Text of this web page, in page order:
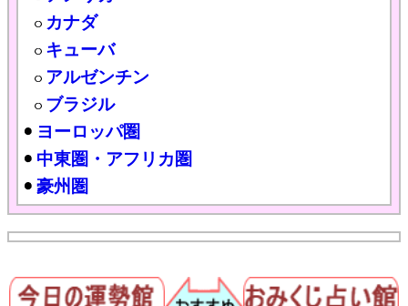
カナダ
キューバ
アルゼンチン
ブラジル
ヨーロッパ圏
中東圏・アフリカ圏
豪州圏